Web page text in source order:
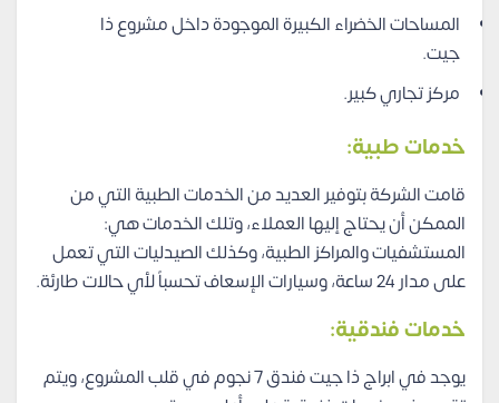
المساحات الخضراء الكبيرة الموجودة داخل مشروع ذا
جيت.
مركز تجاري كبير.
خدمات طبية:
قامت الشركة بتوفير العديد من الخدمات الطبية التي من
الممكن أن يحتاج إليها العملاء، وتلك الخدمات هي:
المستشفيات والمراكز الطبية، وكذلك الصيدليات التي تعمل
على مدار 24 ساعة، وسيارات الإسعاف تحسباً لأي حالات طارئة.
خدمات فندقية:
يوجد في ابراج ذا جيت فندق 7 نجوم في قلب المشروع، ويتم